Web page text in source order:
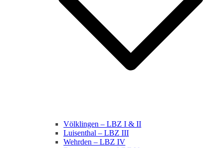
Völklingen – LBZ I & II
Luisenthal – LBZ III
Wehrden – LBZ IV